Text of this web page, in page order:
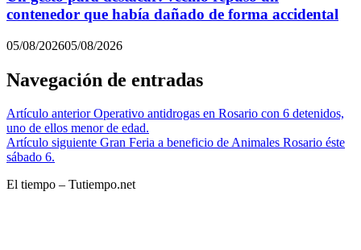
contenedor que había dañado de forma accidental
05/08/202605/08/2026
Navegación de entradas
Artículo anterior Operativo antidrogas en Rosario con 6 detenidos,
uno de ellos menor de edad.
Artículo siguiente Gran Feria a beneficio de Animales Rosario éste
sábado 6.
El tiempo – Tutiempo.net